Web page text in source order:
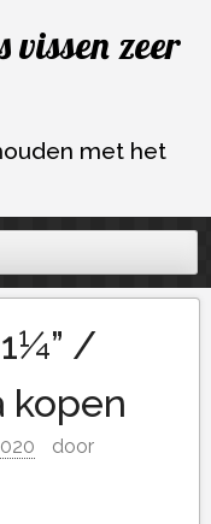
zeer
met het
/
kopen
door